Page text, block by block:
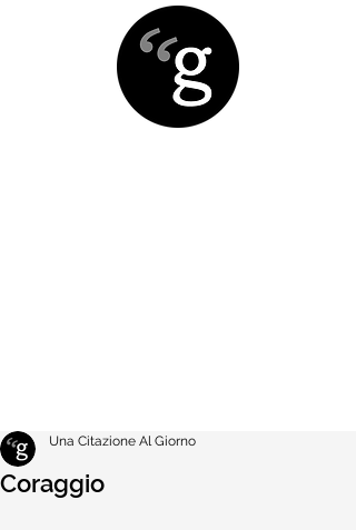
Coraggio
Una Citazione Al Giorno